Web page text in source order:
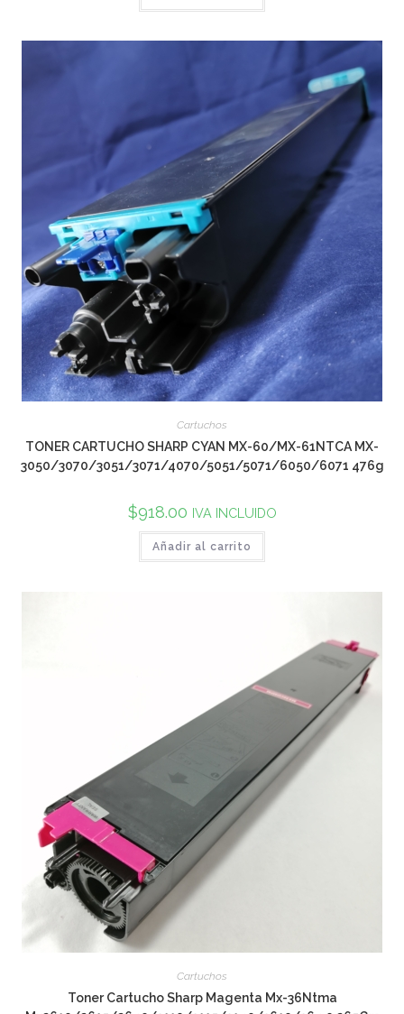
Cartuchos
TONER CARTUCHO SHARP CYAN MX-60/MX-61NTCA MX-
3050/3070/3051/3071/4070/5051/5071/6050/6071 476g
$918.00 IVA INCLUIDO
Añadir al carrito
Cartuchos
Toner Cartucho Sharp Magenta Mx-36Ntma